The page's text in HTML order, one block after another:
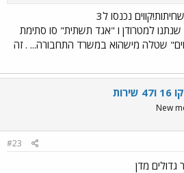
נכנסו ל3
למטרודן ו "אגד תשתית" סו סתימת
שטלה מישהוא במשרד התחבורה... . זה
New
#23
גדולים מדן